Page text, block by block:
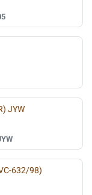
JYW
632/98)